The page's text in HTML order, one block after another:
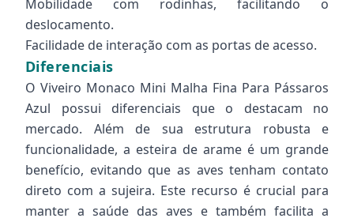
Mobilidade com rodinhas, facilitando o
deslocamento.
Facilidade de interação com as portas de acesso.
Diferenciais
O Viveiro Monaco Mini Malha Fina Para Pássaros
Azul possui diferenciais que o destacam no
mercado. Além de sua estrutura robusta e
funcionalidade, a esteira de arame é um grande
benefício, evitando que as aves tenham contato
direto com a sujeira. Este recurso é crucial para
manter a saúde das aves e também facilita a